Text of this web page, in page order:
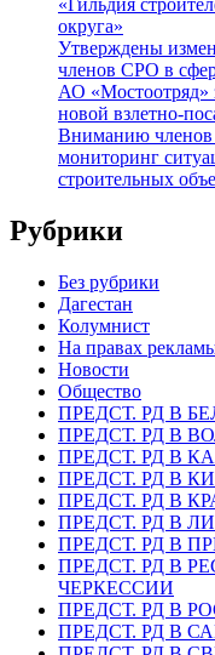
«Гильдия
округа»
Утверждены
членов СРО в
АО «Мостоотряд»
новой взлетно-
Вниманию
мониторинг
строительных
Рубрики
Без рубрики
Дагестан
Колумнист
На правах
Новости
Общество
ПРЕДСТ. РД В
ПРЕДСТ. РД В
ПРЕДСТ. РД В
ПРЕДСТ. РД В
ПРЕДСТ. РД В
ПРЕДСТ. РД В
ПРЕДСТ. РД В
ПРЕДСТ. РД В
ЧЕРКЕССИИ
ПРЕДСТ. РД В
ПРЕДСТ. РД В